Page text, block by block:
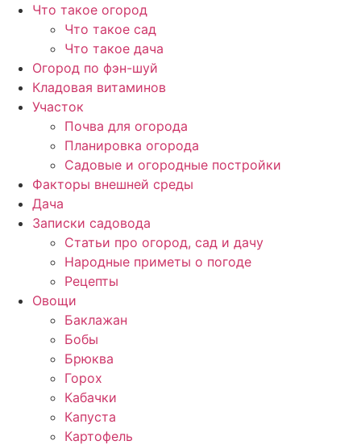
Перейти
содержимому
Что такое огород
Что такое сад
Что такое дача
Огород по фэн-шуй
Кладовая витаминов
Участок
Почва для огорода
Планировка огорода
Садовые и огородные постройки
Факторы внешней среды
Дача
Записки садовода
Статьи про огород, сад и дачу
Народные приметы о погоде
Рецепты
Овощи
Баклажан
Бобы
Брюква
Горох
Кабачки
Капуста
Картофель